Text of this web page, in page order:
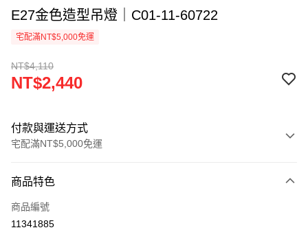
E27金色造型吊燈｜C01-11-60722
宅配滿NT$5,000免運
NT$4,110
NT$2,440
付款與運送方式
宅配滿NT$5,000免運
信用卡一次付款
LINE Pay
商品特色
商品編號
11341885